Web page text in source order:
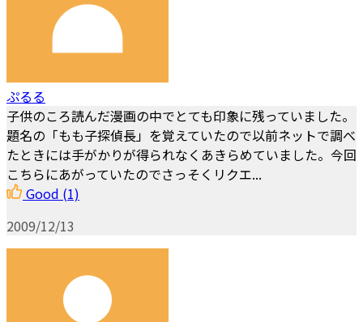
ぷるる
子供のころ読んだ漫画の中でとても印象に残っていました。
題名の「もも子探偵長」を覚えていたので以前ネットで調べ
たときには手がかりが得られなくあきらめていました。今回
こちらにあがっていたのでさっそくリクエ...
Good (1)
2009/12/13